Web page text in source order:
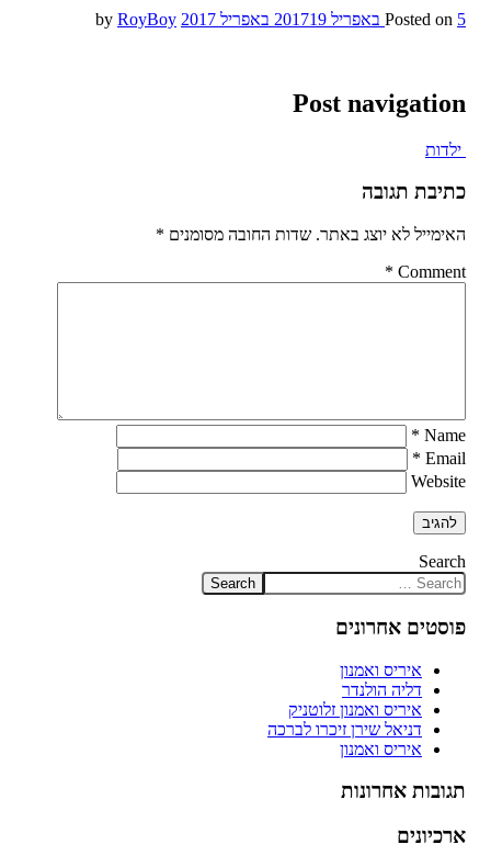
Posted on 5 באפריל 2017 19 באפריל 2017 RoyBoy
Post navigation
ילדות
כתיבת תגובה
האימייל לא יוצג באתר. שדות החובה מסומנים *
Comment
*
Name
*
Email
*
Website
Search
פוסטים אחרונים
איריס ואמנון
דליה הולנדר
איריס ואמנון זלוטניק
דניאל שירן זיכרו לברכה
איריס ואמנון
תגובות אחרונות
ארכיונים